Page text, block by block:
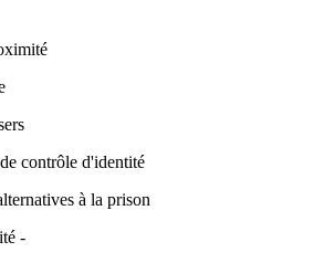
contrôle d'identité
à la prison
-